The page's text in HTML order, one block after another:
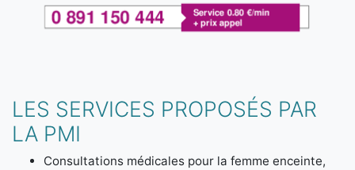
LES SERVICES PROPOSÉS PAR
LA PMI
Consultations médicales pour la femme enceinte,